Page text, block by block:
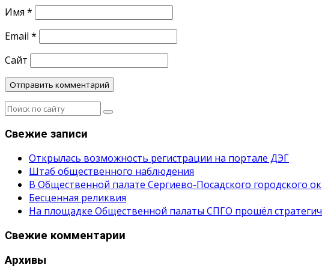
Имя *
Email *
Сайт
Свежие записи
Открылась возможность регистрации на портале ДЭГ
Штаб общественного наблюдения
В Общественной палате Сергиево-Посадского городского
Бесценная реликвия
На площадке Общественной палаты СПГО прошёл
Свежие комментарии
Архивы